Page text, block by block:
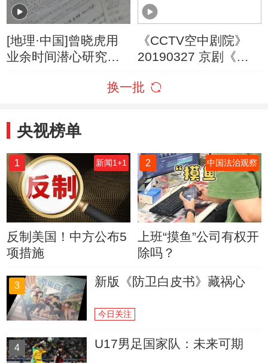
[地理·中国]曾晓虎用
业余时间潜心研究临
《CCTV空中剧院》
20190327 京剧《三
换一批
央视榜单
1 新闻1+1
反制美国！中方公布5
项措施
2 中国法治观察
上班“摸鱼”公司有权开
除吗？
3 新版《防卫白皮书》藏祸心
今日关注
4 U17男足国家队：未来可期